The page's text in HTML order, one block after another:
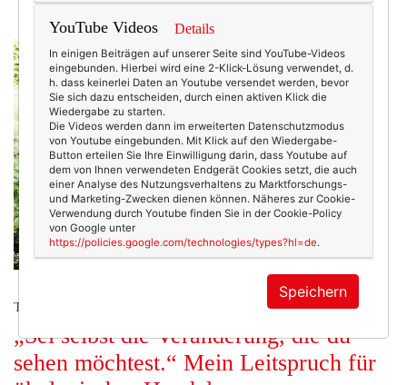
TEXTERELLA PERSÖNLICH.
„Sei selbst die Veränderung, die du
sehen möchtest.“ Mein Leitspruch für
YouTube Videos Details
In einigen Beiträgen auf unserer Seite sind YouTube-Videos
eingebunden. Hierbei wird eine 2-Klick-Lösung verwendet, d.
h. dass keinerlei Daten an Youtube versendet werden, bevor
Sie sich dazu entscheiden, durch einen aktiven Klick die
Wiedergabe zu starten.
Die Videos werden dann im erweiterten Datenschutzmodus
von Youtube eingebunden. Mit Klick auf den Wiedergabe-
Button erteilen Sie Ihre Einwilligung darin, dass Youtube auf
dem von Ihnen verwendeten Endgerät Cookies setzt, die auch
einer Analyse des Nutzungsverhaltens zu Marktforschungs-
und Marketing-Zwecken dienen können. Näheres zur Cookie-
Verwendung durch Youtube finden Sie in der Cookie-Policy
von Google unter
https://policies.google.com/technologies/types?hl=de.
Speichern